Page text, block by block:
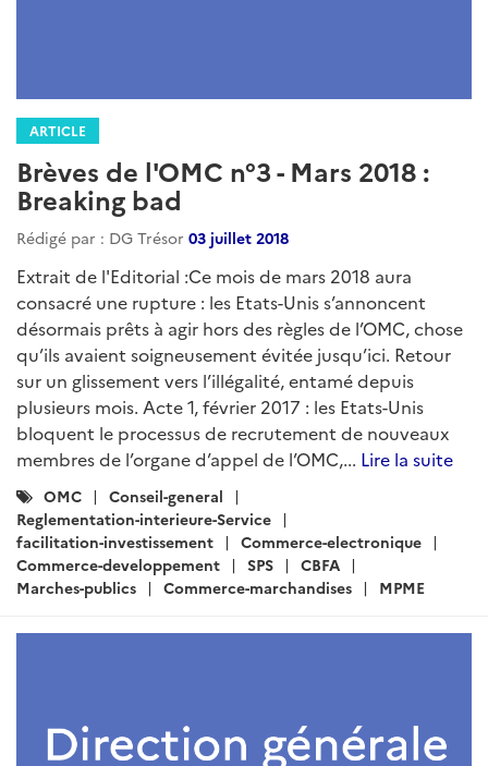
ARTICLE
Brèves de l'OMC n°3 - Mars 2018 :
Breaking bad
Rédigé par : DG Trésor 03 juillet 2018
Extrait de l'Editorial :Ce mois de mars 2018 aura
consacré une rupture : les Etats-Unis s’annoncent
désormais prêts à agir hors des règles de l’OMC, chose
qu’ils avaient soigneusement évitée jusqu’ici. Retour
sur un glissement vers l’illégalité, entamé depuis
plusieurs mois. Acte 1, février 2017 : les Etats-Unis
bloquent le processus de recrutement de nouveaux
membres de l’organe d’appel de l’OMC,... Lire la suite
Catégories
:
OMC
Conseil-general
Reglementation-interieure-Service
facilitation-investissement
Commerce-electronique
Commerce-developpement
SPS
CBFA
Marches-publics
Commerce-marchandises MPME